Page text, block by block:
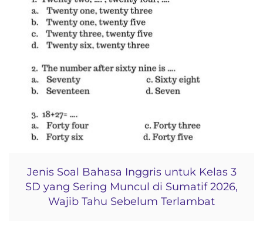
Jenis Soal Bahasa Inggris untuk Kelas 3
SD yang Sering Muncul di Sumatif 2026,
Wajib Tahu Sebelum Terlambat